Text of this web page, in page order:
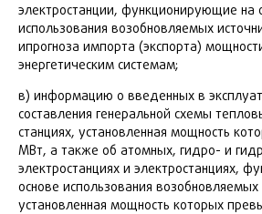
электростанции, функционирующие на
использования возобновляемых
ипрогноза импорта (экспорта)
энергетическим системам;
в) информацию о введенных в
составления генеральной схемы
станциях, установленная мощность
МВт, а также об атомных, гидро- и
электростанциях и электростанциях,
основе использования возобновляемых
установленная мощность которых